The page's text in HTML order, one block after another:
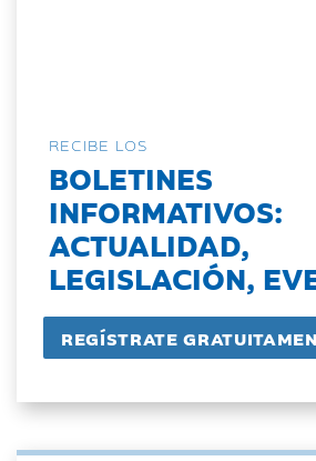
RECIBE LOS
BOLETINES
INFORMATIVOS:
ACTUALIDAD,
LEGISLACIÓN,